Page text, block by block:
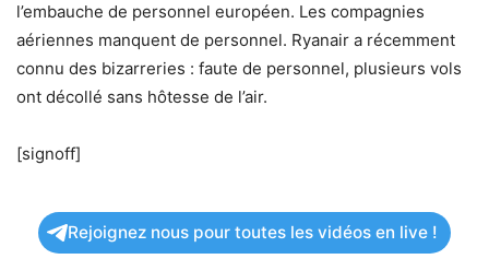
l’embauche de personnel européen. Les compagnies
aériennes manquent de personnel. Ryanair a récemment
connu des bizarreries : faute de personnel, plusieurs vols
ont décollé sans hôtesse de l’air.
[signoff]
Rejoignez nous pour toutes les vidéos en live !